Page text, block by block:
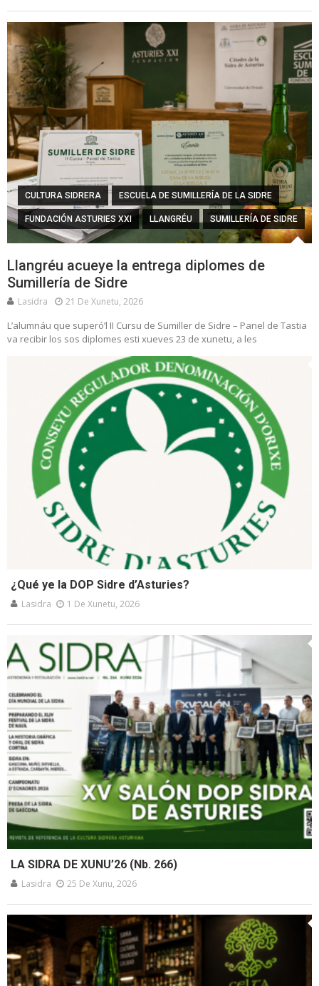
CULTURA SIDRERA ESCUELA DE SUMILLERÍA DE LA SIDRE
FUNDACIÓN ASTURIES XXI LLANGRÉU SUMILLERÍA DE SIDRE
Llangréu acueye la entrega diplomes de
Sumillería de Sidre
Lasidra 21 De Xunetu, 2026
L’alumnáu que superó’l II Cursu de Sumiller de Sidre – Panel de Tastia
va recibir los sos diplomes esti xueves 23 de xunetu, a les
¿Qué ye la DOP Sidre d’Asturies?
Lasidra 1 De Xunetu, 2026
LA SIDRA DE XUNU’26 (Nb. 266)
Lasidra 25 De Xunu, 2026